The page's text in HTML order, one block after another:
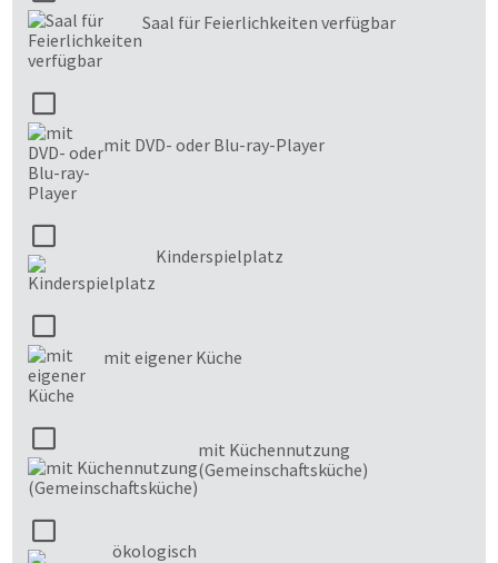
Saal für Feierlichkeiten verfügbar
mit DVD- oder Blu-ray-Player
Kinderspielplatz
mit eigener Küche
mit Küchennutzung
(Gemeinschaftsküche)
ökologisch